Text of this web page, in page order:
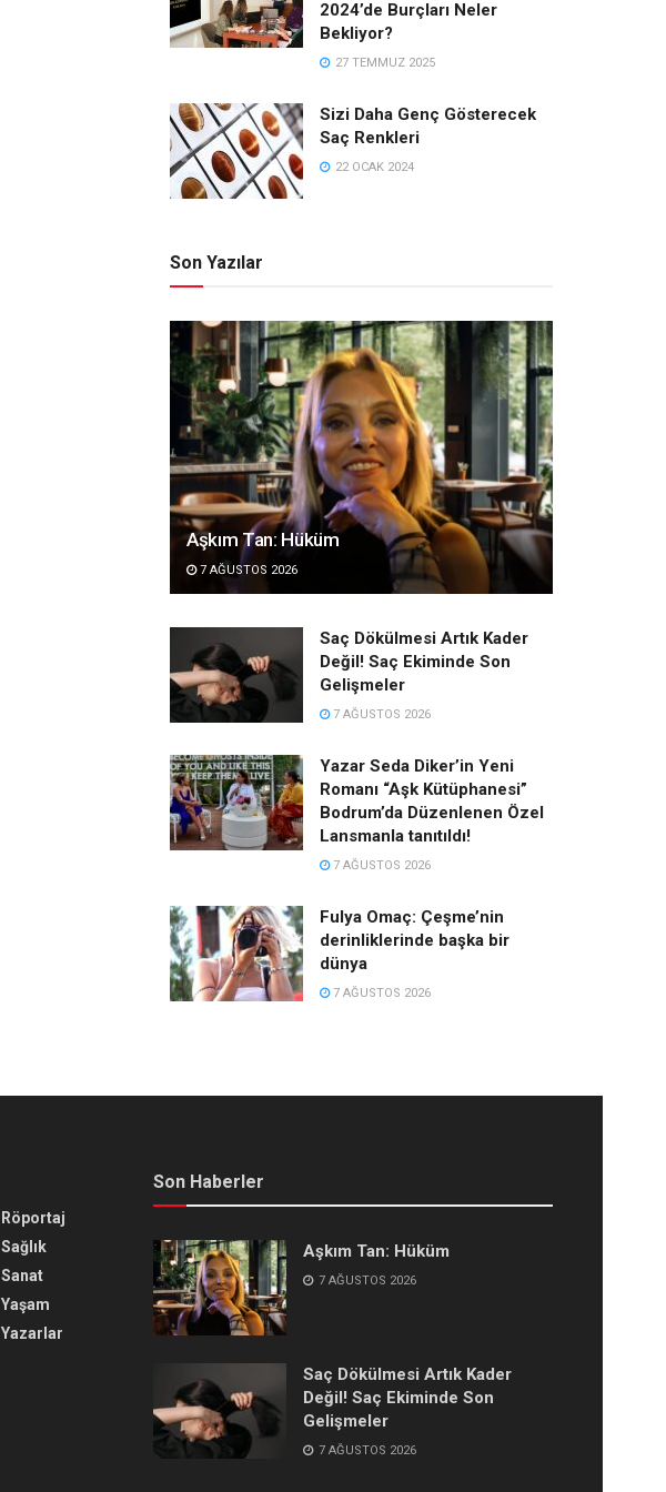
2024’de Burçları Neler
Bekliyor?
27 TEMMUZ 2025
Sizi Daha Genç Gösterecek
Saç Renkleri
22 OCAK 2024
Son Yazılar
Aşkım Tan: Hüküm
7 AĞUSTOS 2026
Saç Dökülmesi Artık Kader
Değil! Saç Ekiminde Son
Gelişmeler
7 AĞUSTOS 2026
Yazar Seda Diker’in Yeni
Romanı “Aşk Kütüphanesi”
Bodrum’da Düzenlenen Özel
Lansmanla tanıtıldı!
7 AĞUSTOS 2026
Fulya Omaç: Çeşme’nin
derinliklerinde başka bir
dünya
7 AĞUSTOS 2026
Röportaj
Sağlık
Sanat
Yaşam
Yazarlar
Son Haberler
Aşkım Tan: Hüküm
7 AĞUSTOS 2026
Saç Dökülmesi Artık Kader
Değil! Saç Ekiminde Son
Gelişmeler
7 AĞUSTOS 2026